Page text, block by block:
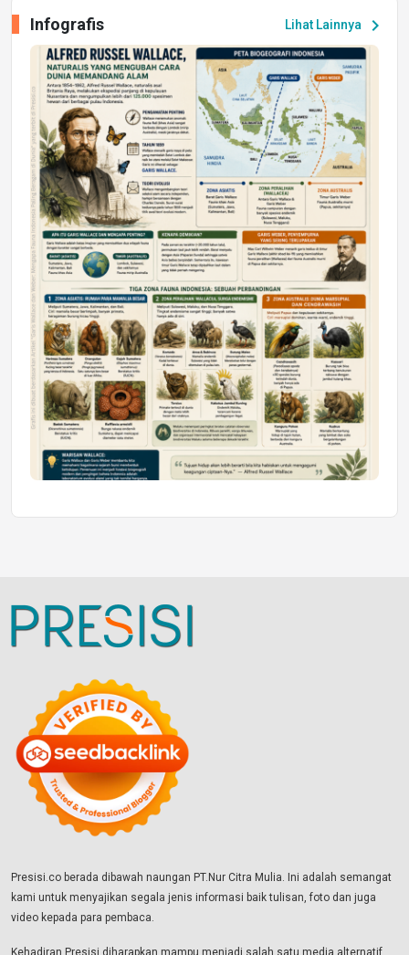
Peluang Kerja dan Magang
Jumat, 17 Jul 2026 22:30
DAERAH
Astra Motor Kalimantan Timur 2 Dukung
Mahasiswa Samarinda dalam Astra
Honda SDGs Future Leaders 2026
Jumat, 10 Jul 2026 19:01
Lihat Lainnya chevron_right
Infografis
Presisi.co berada dibawah naungan PT.Nur Citra Mulia. Ini adalah semangat
kami untuk menyajikan segala jenis informasi baik tulisan, foto dan juga
video kepada para pembaca.